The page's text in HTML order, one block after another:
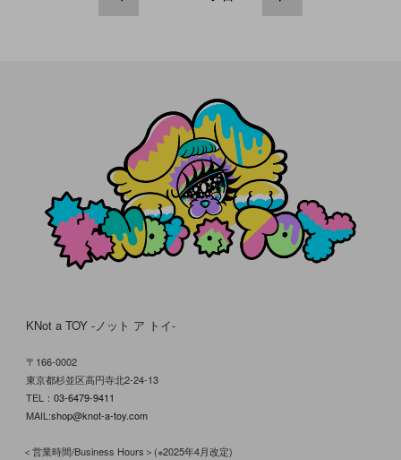
KNot a TOY -ノット ア トイ-
〒166-0002
東京都杉並区高円寺北2-24-13
TEL： 03-6479-9411
MAIL:shop@knot-a-toy.com
＜営業時間/Business Hours＞(※2025年4月改定)